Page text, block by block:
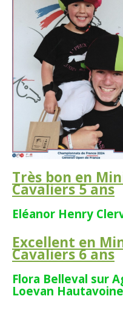
Très bon en
Cavaliers 5 ans
Eléanor Henry
Excellent en
Cavaliers 6 ans
Flora Belleval sur
Loevan